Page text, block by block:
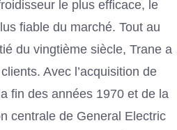
le plus efficace, le
fiable du marché. Tout au
du vingtième siècle, Trane a
Avec l’acquisition de
fin des années 1970 et de la
centrale de General Electric